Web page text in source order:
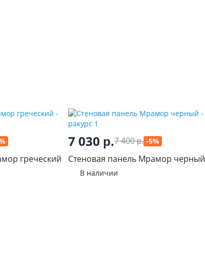
греческий
7 030 р.7 400р. -5%
Стеновая панель Мрамор черный
В наличии